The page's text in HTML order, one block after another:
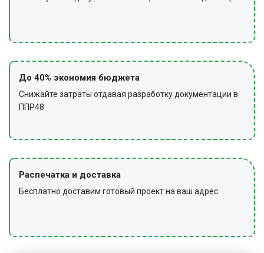
До 40% экономия бюджета
Снижайте затраты отдавая разработку документации в
ППР48
Распечатка и доставка
Бесплатно доставим готовый проект на ваш адрес